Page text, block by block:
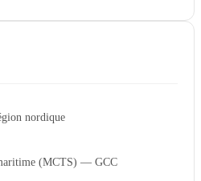
nordique
(MCTS) — GCC